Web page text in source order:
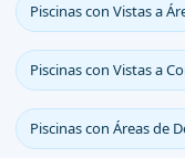
Piscinas con Vistas a
Piscinas con Vistas a
Piscinas con Áreas de